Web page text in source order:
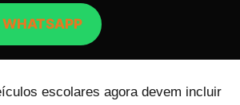
WHATSAPP
escolares agora devem incluir